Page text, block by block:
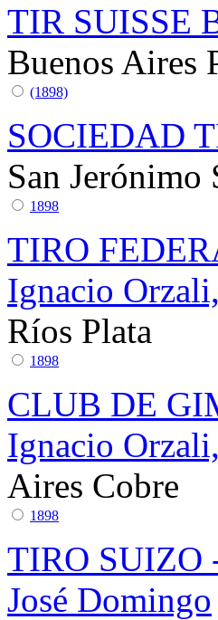
TIR SUISSE
Buenos Aires
(1898)
SOCIEDAD
San Jerónimo
1898
TIRO
Ignacio
Ríos Plata
1898
CLUB DE
Ignacio
Aires Cobre
1898
TIRO SUIZO
José Domingo